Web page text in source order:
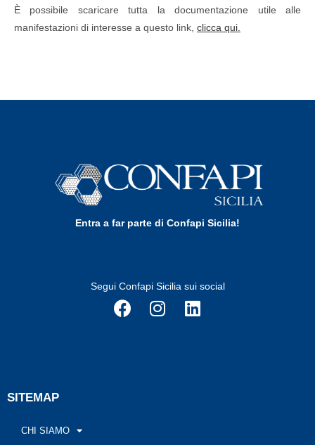
È possibile scaricare tutta la documentazione utile alle
manifestazioni di interesse a questo link, clicca qui.
Entra a far parte di Confapi Sicilia!
Segui Confapi Sicilia sui social
SITEMAP
CHI SIAMO